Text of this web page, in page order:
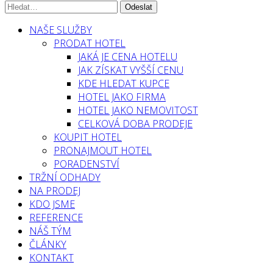
NAŠE SLUŽBY
PRODAT HOTEL
JAKÁ JE CENA HOTELU
JAK ZÍSKAT VYŠŠÍ CENU
KDE HLEDAT KUPCE
HOTEL JAKO FIRMA
HOTEL JAKO NEMOVITOST
CELKOVÁ DOBA PRODEJE
KOUPIT HOTEL
PRONAJMOUT HOTEL
PORADENSTVÍ
TRŽNÍ ODHADY
NA PRODEJ
KDO JSME
REFERENCE
NÁŠ TÝM
ČLÁNKY
KONTAKT